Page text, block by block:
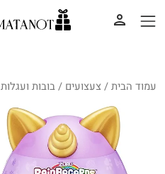
עמוד הבית/צעצועים /בובות ועגלות